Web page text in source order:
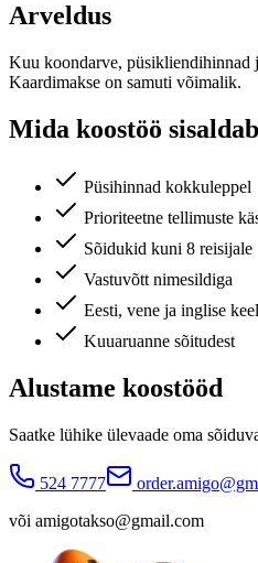
Arveldus
Kuu koondarve, püsikliendihinnad
Kaardimakse on samuti võimalik.
Mida koostöö sisaldab
Püsihinnad kokkuleppel
Prioriteetne tellimuste
Sõidukid kuni 8 reisijale
Vastuvõtt nimesildiga
Eesti, vene ja inglise keel
Kuuaruanne sõitudest
Alustame koostööd
Saatke lühike ülevaade oma
524 7777
või amigotakso@gmail.com